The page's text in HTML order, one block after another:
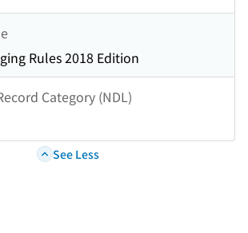
Rules 2018 Edition
Category (NDL)
See Less